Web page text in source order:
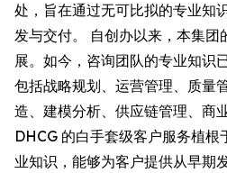
处，旨在通过无可比拟的专业知
发与交付。 自创办以来，本集团
展。如今，咨询团队的专业知识
包括战略规划、运营管理、质量
造、建模分析、供应链管理、商
DHCG 的白手套级客户服务植
业知识，能够为客户提供从早期